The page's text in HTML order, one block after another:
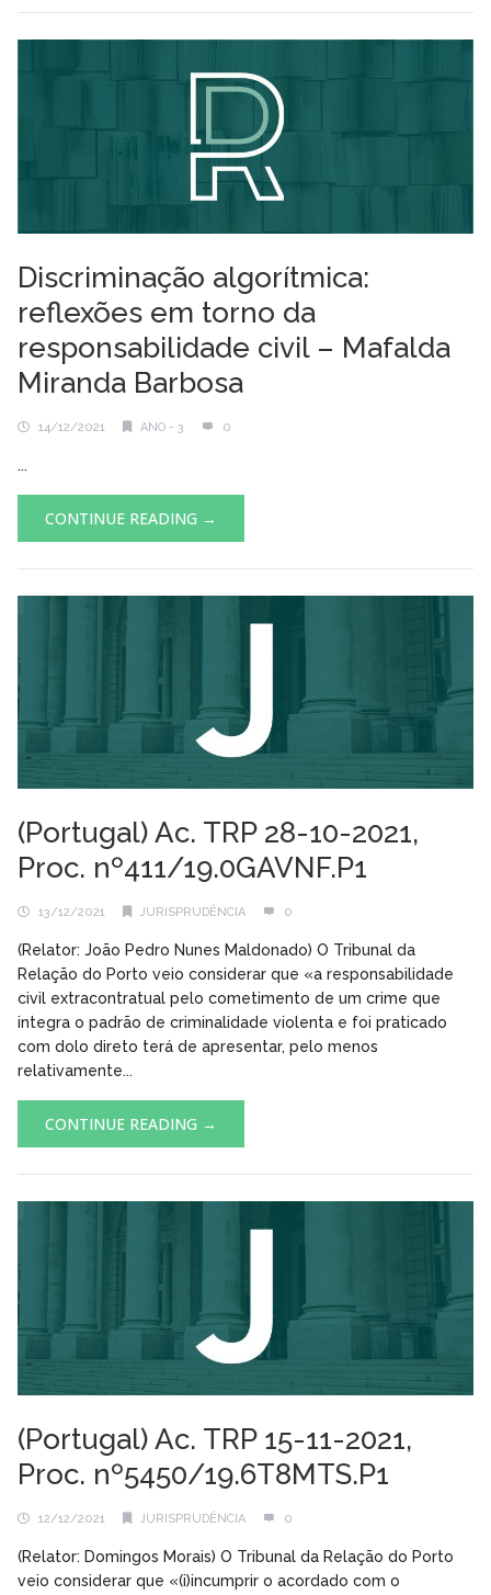
Discriminação algorítmica:
reflexões em torno da
responsabilidade civil – Mafalda
Miranda Barbosa
14/12/2021 ANO - 3 0
...
CONTINUE READING →
(Portugal) Ac. TRP 28-10-2021,
Proc. nº411/19.0GAVNF.P1
13/12/2021 JURISPRUDÊNCIA 0
(Relator: João Pedro Nunes Maldonado) O Tribunal da
Relação do Porto veio considerar que «a responsabilidade
civil extracontratual pelo cometimento de um crime que
integra o padrão de criminalidade violenta e foi praticado
com dolo direto terá de apresentar, pelo menos
relativamente...
CONTINUE READING →
(Portugal) Ac. TRP 15-11-2021,
Proc. nº5450/19.6T8MTS.P1
12/12/2021 JURISPRUDÊNCIA 0
(Relator: Domingos Morais) O Tribunal da Relação do Porto
veio considerar que «(i)incumprir o acordado com o